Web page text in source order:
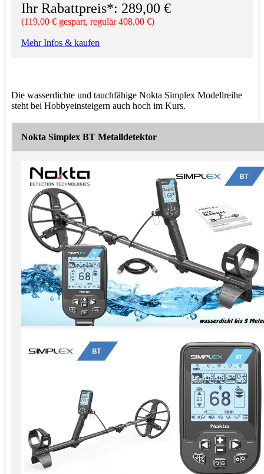
Ihr Rabattpreis*: 289,00 €
(119,00 € gespart, regulär 408,00 €)
Mehr Infos & kaufen
Die wasserdichte und tauchfähige Nokta Simplex Modellreihe
steht bei Hobbyeinsteigern auch hoch im Kurs.
Nokta Simplex BT Metalldetektor